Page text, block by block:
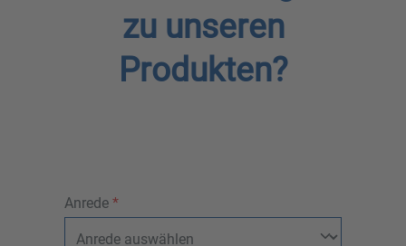
zu unseren
Produkten?
Anrede *